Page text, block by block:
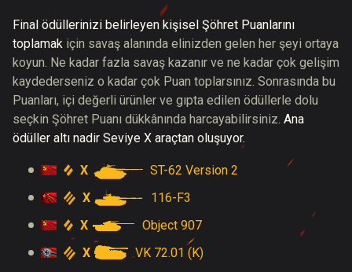
Final ödüllerinizi belirleyen kişisel Şöhret Puanlarını
toplamak için savaş alanında elinizden gelen her şeyi ortaya
koyun. Ne kadar fazla savaş kazanır ve ne kadar çok gelişim
kaydederseniz o kadar çok Puan toplarsınız. Sonrasında bu
Puanları, içi değerli ürünler ve gıpta edilen ödüllerle dolu
seçkin Şöhret Puanı dükkânında harcayabilirsiniz. Ana
ödüller altı nadir Seviye X araçtan oluşuyor.
X
ST-62 Version 2
X
116-F3
X
Object 907
X
VK 72.01 (K)